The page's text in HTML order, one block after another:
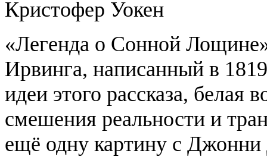
Кристофер Уокен
«Легенда о Сонной
Ирвинга, написанный в
идеи этого рассказа, белая
смешения реальности и
ещё одну картину с Джонни